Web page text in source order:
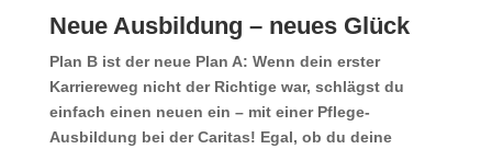
Neue Ausbildung – neues Glück
Plan B ist der neue Plan A: Wenn dein erster
Karriereweg nicht der Richtige war, schlägst du
einfach einen neuen ein – mit einer Pflege-
Ausbildung bei der Caritas! Egal, ob du deine